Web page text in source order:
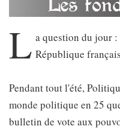
L a question du jour
République
Pendant tout l'été,
monde politique en 25
bulletin de vote aux